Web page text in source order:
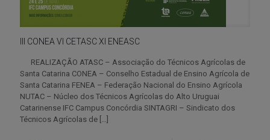
III CONEA VI CETASC XI ENEASC
REALIZAÇÃO ATASC – Associação do Técnicos Agrícolas de
Santa Catarina CONEA – Conselho Estadual de Ensino Agrícola de
Santa Catarina FENEA – Federação Nacional do Ensino Agrícola
NUTAC – Núcleo dos Técnicos Agrícolas do Alto Uruguai
Catarinense IFC Campus Concórdia SINTAGRI – Sindicato dos
Técnicos Agrícolas de […]